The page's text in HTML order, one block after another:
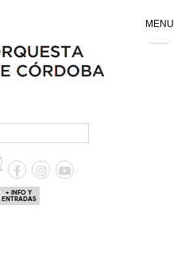
+ INFO Y
ENTRADAS
MENU